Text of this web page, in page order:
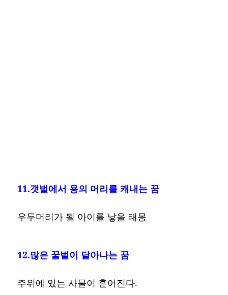
11.갯벌에서 용의 머리를 캐내는 꿈
우두머리가 될 아이를 낳을 태몽
12.많은 꿀벌이 달아나는 꿈
주위에 있는 사물이 흩어진다.